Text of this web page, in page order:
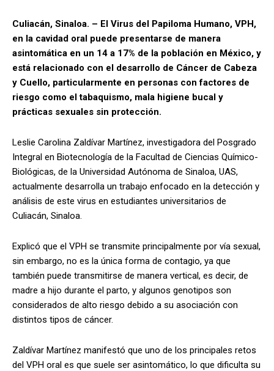
Culiacán, Sinaloa. – El Virus del Papiloma Humano, VPH,
en la cavidad oral puede presentarse de manera
asintomática en un 14 a 17% de la población en México, y
está relacionado con el desarrollo de Cáncer de Cabeza
y Cuello, particularmente en personas con factores de
riesgo como el tabaquismo, mala higiene bucal y
prácticas sexuales sin protección.
Leslie Carolina Zaldívar Martínez, investigadora del Posgrado
Integral en Biotecnología de la Facultad de Ciencias Químico-
Biológicas, de la Universidad Autónoma de Sinaloa, UAS,
actualmente desarrolla un trabajo enfocado en la detección y
análisis de este virus en estudiantes universitarios de
Culiacán, Sinaloa.
Explicó que el VPH se transmite principalmente por vía sexual,
sin embargo, no es la única forma de contagio, ya que
también puede transmitirse de manera vertical, es decir, de
madre a hijo durante el parto, y algunos genotipos son
considerados de alto riesgo debido a su asociación con
distintos tipos de cáncer.
Zaldívar Martínez manifestó que uno de los principales retos
del VPH oral es que suele ser asintomático, lo que dificulta su